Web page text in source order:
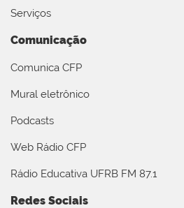
Serviços
Comunicação
Comunica CFP
Mural eletrônico
Podcasts
Web Rádio CFP
Rádio Educativa UFRB FM 87.1
Redes Sociais